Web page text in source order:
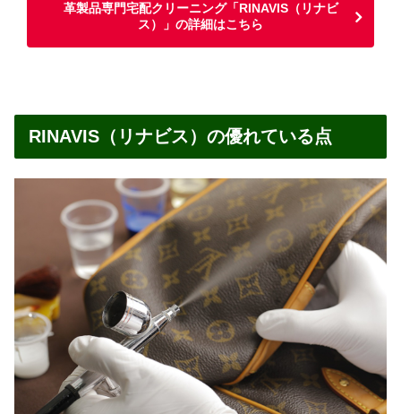
革製品専門宅配クリーニング「RINAVIS（リナビ
ス）」の詳細はこちら
RINAVIS（リナビス）の優れている点